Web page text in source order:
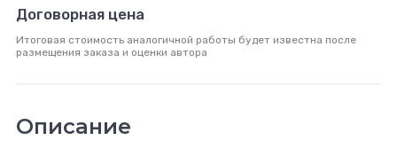
Договорная цена
Итоговая стоимость аналогичной работы будет известна после
размещения заказа и оценки автора
Описание